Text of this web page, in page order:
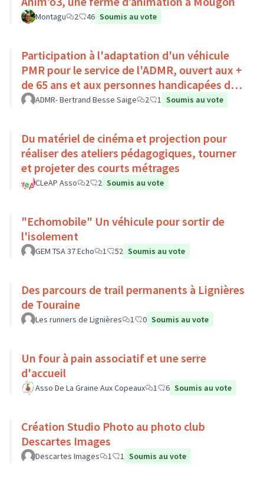
Montagu 2 46 Soumis au vote
Participation à l'adaptation d'un véhicule
PMR pour le service de l'ADMR, ouvert aux +
de 65 ans et aux personnes handicapées du
Pays Loire-Touraine.
ADMR- Bertrand Besse Saige 2 1 Soumis au vote
Du matériel de cinéma et projection pour
réaliser des ateliers pédagogiques, tourner
et projeter des courts métrages
CLeAP Asso 2 2 Soumis au vote
"Echomobile" Un véhicule pour sortir de
l'isolement
GEM TSA 37 Echo 1 52 Soumis au vote
Des parcours de trail permanents à Lignières
de Touraine
Les runners de Lignières 1 0 Soumis au vote
Un four à pain associatif et une serre
d'accueil
Asso De La Graine Aux Copeaux 1 6 Soumis au vote
Création Studio Photo au photo club
Descartes Images
Descartes Images 1 1 Soumis au vote